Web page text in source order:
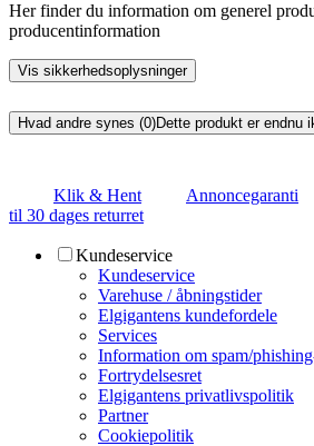
Her finder du information om generel
producentinformation
Vis sikkerhedsoplysninger
Hvad andre synes (0)Dette produkt er endnu
Klik & Hent Annoncegaranti
til 30 dages returret
Kundeservice
Kundeservice
Varehuse / åbningstider
Elgigantens kundefordele
Services
Information om spam/
Fortrydelsesret
Elgigantens privatlivspolitik
Partner
Cookiepolitik